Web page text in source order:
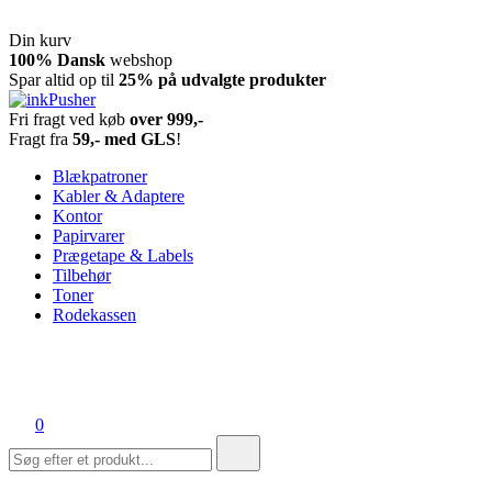
Din kurv
Spring
til
indhold
100% Dansk webshop
Spar altid op til 25% på udvalgte produkter
inkPusher
Leverandør af blækpatroner, kontor artikler og meget mere
Fri fragt ved køb over 999,-
Fragt fra 59,- med GLS!
Blækpatroner
Kabler & Adaptere
Kontor
Papirvarer
Prægetape & Labels
Tilbehør
Toner
Rodekassen
0
efter: